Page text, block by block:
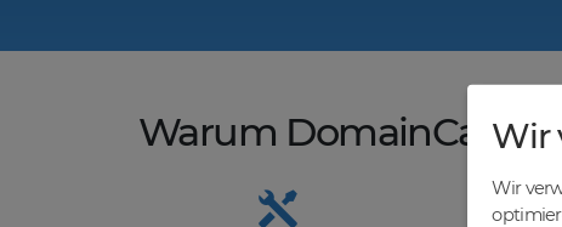
Warum Wir
Wir